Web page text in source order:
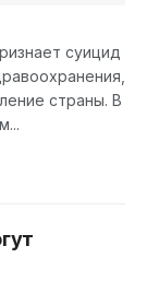
суицид
страны. В